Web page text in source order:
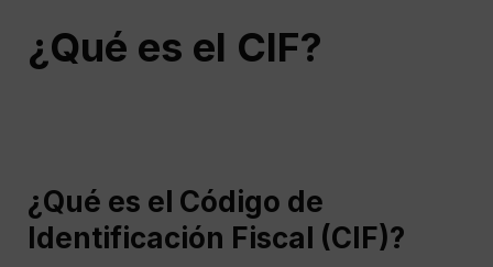
¿Qué es el CIF?
¿Qué es el Código de
Identificación Fiscal (CIF)?